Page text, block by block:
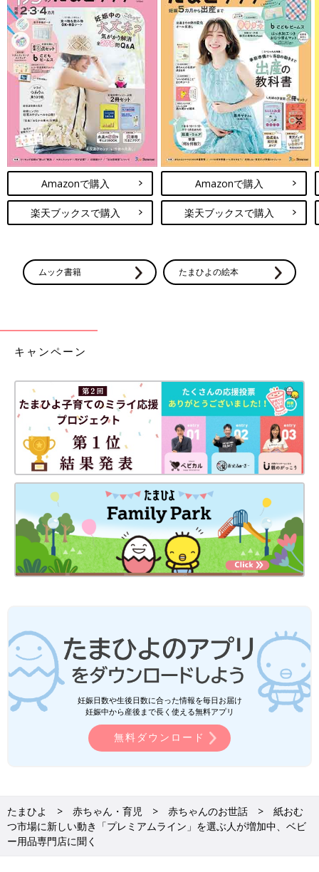
Amazonで購入
楽天ブックスで購入
Amazonで購入
楽天ブックスで購入
ムック書籍 たまひよの絵本
キャンペーン
妊娠日数や生後日数に合った情報を毎日お届け
妊娠中から産後まで長く使える無料アプリ
無料ダウンロード
たまひよ 赤ちゃん・育児 赤ちゃんのお世話
紙おむ
つ市場に新しい動き「プレミアムライン」を選ぶ人が増加中、ベビ
ー用品専門店に聞く